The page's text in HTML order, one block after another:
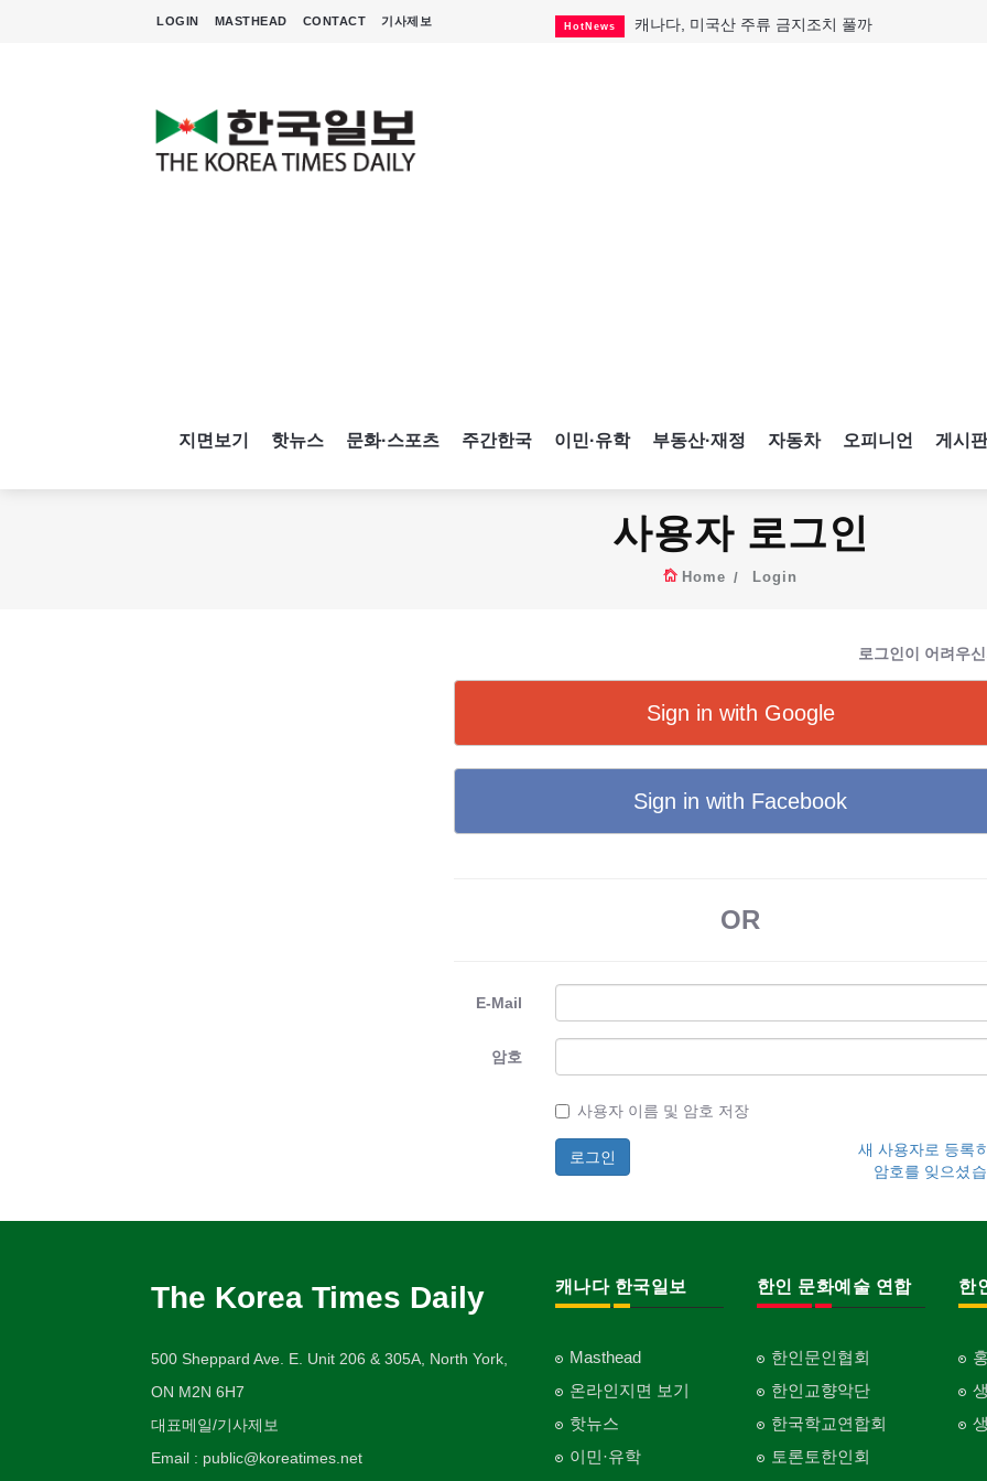
LOGIN MASTHEAD CONTACT 기사제보 HotNews 캐나다, 미국산 주류 금지조치 풀까
지면보기 핫뉴스 문화·스포츠 주간한국 이민·유학 부동산·재정 자동차 오피니언 게시판
사용자 로그인
Home Login
로그인이 어려우
Sign in with Google
Sign in with Facebook
OR
E-Mail
암호
사용자 이름 및 암호 저장
새 사용자로 등록
암호를 잊으셨
The Korea Times Daily
500 Sheppard Ave. E. Unit 206 & 305A, North York,
ON M2N 6H7
대표메일/기사제보
Email : public@koreatimes.net
캐나다 한국일보
Masthead
온라인지면 보기
핫뉴스
이민·유학
한인 문화예술 연합
한인문인협회
한인교향악단
한국학교연합회
토론토한인회
한